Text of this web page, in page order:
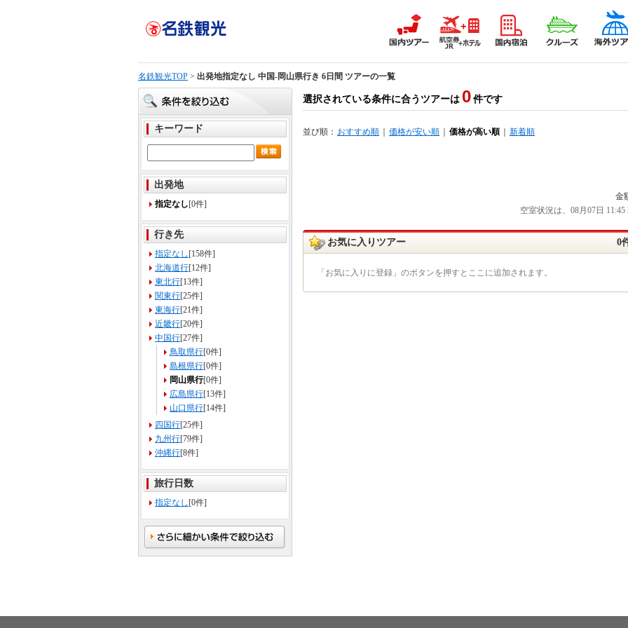
名鉄観光TOP > 出発地指定なし 中国-岡山県行き 6日間 ツアーの一覧
キーワード
出発地
指定なし[0件]
行き先
指定なし [158件]
北海道行[12件]
東北行[13件]
関東行[25件]
東海行[21件]
近畿行[20件]
中国行[27件]
鳥取県行[0件]
島根県行[0件]
岡山県行[0件]
広島県行[13件]
山口県行[14件]
四国行[25件]
九州行[79件]
沖縄行[8件]
旅行日数
指定なし [0件]
選択されている条件に合うツアーは 0 件です
並び順： おすすめ順 価格が安い順 価格が高い順 新着順
金
空室状況は、08月07日
お気に入りツアー 0
「お気に入りに登録」のボタンを押すとここに追加されます。